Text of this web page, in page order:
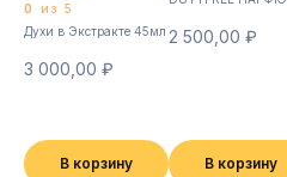
Духи в Экстракте 45мл
0
из 5
3 000,00 ₽
В корзину
2 500,00₽
В корзину